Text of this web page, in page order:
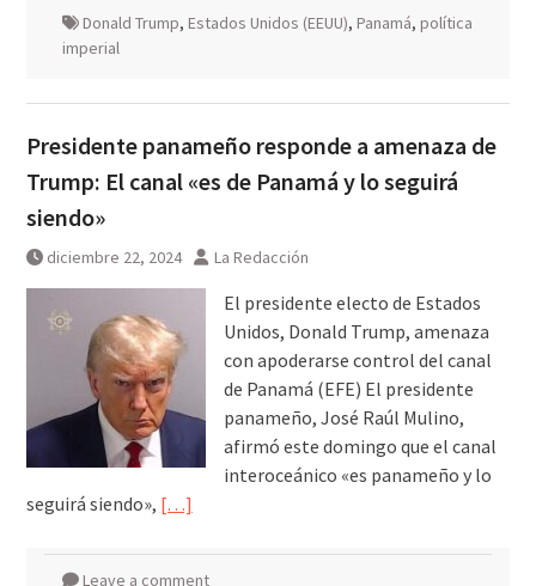
Donald Trump, Estados Unidos (EEUU), Panamá, política
imperial
Presidente panameño responde a amenaza de
Trump: El canal «es de Panamá y lo seguirá
siendo»
diciembre 22, 2024 La Redacción
El presidente electo de Estados
Unidos, Donald Trump, amenaza
con apoderarse control del canal
de Panamá (EFE) El presidente
panameño, José Raúl Mulino,
afirmó este domingo que el canal
interoceánico «es panameño y lo
seguirá siendo», […]
Leave a comment